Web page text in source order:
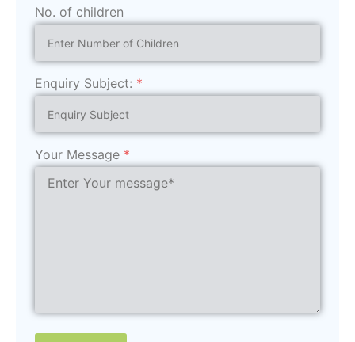
No. of children
Enquiry Subject: *
Your Message *